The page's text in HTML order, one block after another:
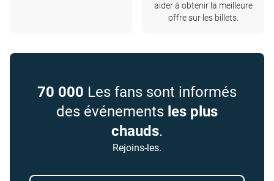
aider à obtenir la meilleure
offre sur les billets.
70 000 Les fans sont informés
des événements les plus
chauds.
Rejoins-les.